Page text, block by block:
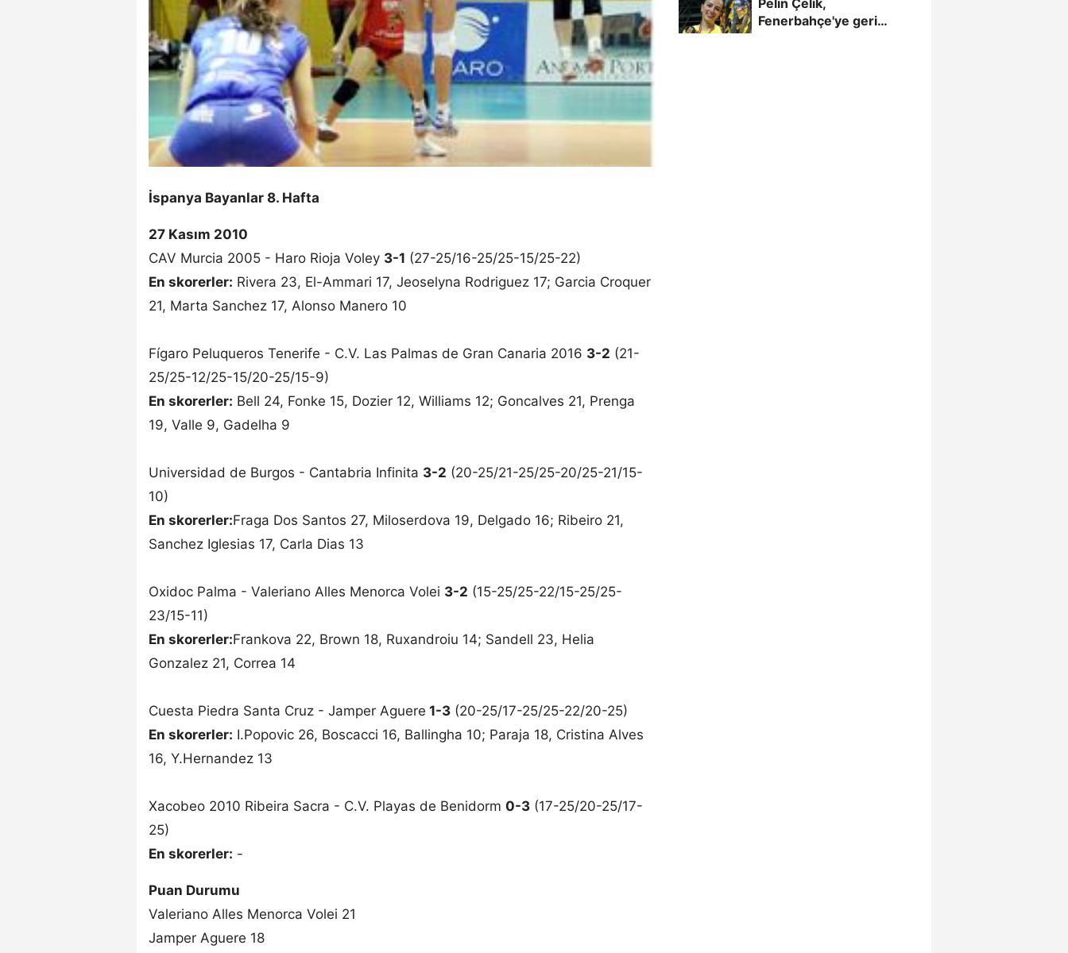
İspanya Bayanlar 8. Hafta
27 Kasım 2010
CAV Murcia 2005 - Haro Rioja Voley 3-1 (27-25/16-25/25-15/25-22)
En skorerler: Rivera 23, El-Ammari 17, Jeoselyna Rodriguez 17; Garcia Croquer
21, Marta Sanchez 17, Alonso Manero 10
Fígaro Peluqueros Tenerife - C.V. Las Palmas de Gran Canaria 2016 3-2 (21-
25/25-12/25-15/20-25/15-9)
En skorerler: Bell 24, Fonke 15, Dozier 12, Williams 12; Goncalves 21, Prenga
19, Valle 9, Gadelha 9
Universidad de Burgos - Cantabria Infinita 3-2 (20-25/21-25/25-20/25-21/15-
10)
En skorerler:Fraga Dos Santos 27, Miloserdova 19, Delgado 16; Ribeiro 21,
Sanchez Iglesias 17, Carla Dias 13
Oxidoc Palma - Valeriano Alles Menorca Volei 3-2 (15-25/25-22/15-25/25-
23/15-11)
En skorerler:Frankova 22, Brown 18, Ruxandroiu 14; Sandell 23, Helia
Gonzalez 21, Correa 14
Cuesta Piedra Santa Cruz - Jamper Aguere 1-3 (20-25/17-25/25-22/20-25)
En skorerler: I.Popovic 26, Boscacci 16, Ballingha 10; Paraja 18, Cristina Alves
16, Y.Hernandez 13
Xacobeo 2010 Ribeira Sacra - C.V. Playas de Benidorm 0-3 (17-25/20-25/17-
25)
En skorerler: -
Puan Durumu
Valeriano Alles Menorca Volei 21
Jamper Aguere 18
Fenerbahçe'ye geri